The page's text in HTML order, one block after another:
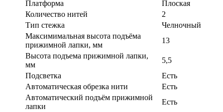
Платформа
Плоская
Количество нитей
2
Тип стежка
Челночный
Максимимальная высота подъёма
прижимной лапки, мм
13
Высота подъема прижимной лапки,
мм
5,5
Подсветка
Есть
Автоматическая обрезка нити
Есть
Автоматический подъём прижимной
лапки
Есть